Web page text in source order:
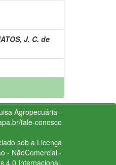
J. C. de
Agropecuária -
fale-conosco
sob a Licença
- NãoComercial -
4.0 Internacional.